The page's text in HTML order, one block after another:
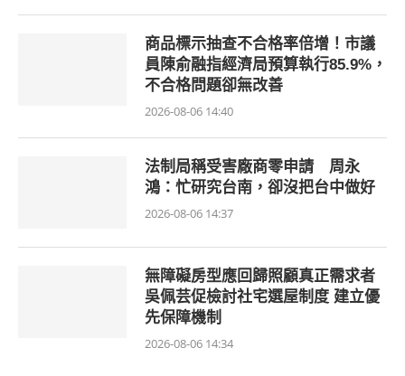
商品標示抽查不合格率倍增！市議
員陳俞融指經濟局預算執行85.9%，
不合格問題卻無改善
2026-08-06 14:40
法制局稱受害廠商零申請 周永
鴻：忙研究台南，卻沒把台中做好
2026-08-06 14:37
無障礙房型應回歸照顧真正需求者
吳佩芸促檢討社宅選屋制度 建立優
先保障機制
2026-08-06 14:34